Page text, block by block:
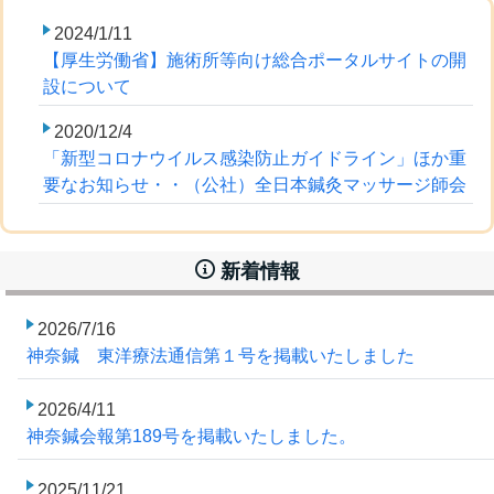
2024/1/11
【厚生労働省】施術所等向け総合ポータルサイトの開
設について
2020/12/4
「新型コロナウイルス感染防止ガイドライン」ほか重
要なお知らせ・・（公社）全日本鍼灸マッサージ師会
新着情報
2026/7/16
神奈鍼 東洋療法通信第１号を掲載いたしました
2026/4/11
神奈鍼会報第189号を掲載いたしました。
2025/11/21